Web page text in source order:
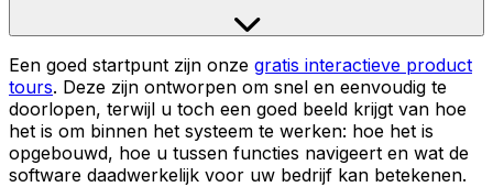
Een goed startpunt zijn onze gratis interactieve product
tours. Deze zijn ontworpen om snel en eenvoudig te
doorlopen, terwijl u toch een goed beeld krijgt van hoe
het is om binnen het systeem te werken: hoe het is
opgebouwd, hoe u tussen functies navigeert en wat de
software daadwerkelijk voor uw bedrijf kan betekenen.